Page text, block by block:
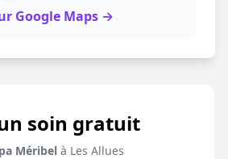
Google Maps →
soin gratuit
Méribel à Les Allues